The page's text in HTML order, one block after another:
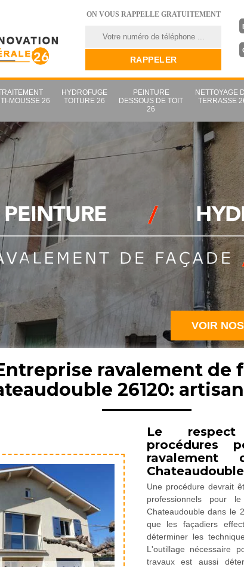
ON VOUS RAPPELLE GRATUITEMENT
MOUSSE 26
HYDROFUGE
TOITURE 26
PEINTURE
DESSOUS DE TOIT
26
NETTOYAGE
TERRASSE
VOIR
ravalement de
26120:
Le
procédures
Une procédure devrait
professionnels pour
Chateaudouble dans le
que les façadiers
déterminer les
L'outillage nécessaire
travaux est aussi